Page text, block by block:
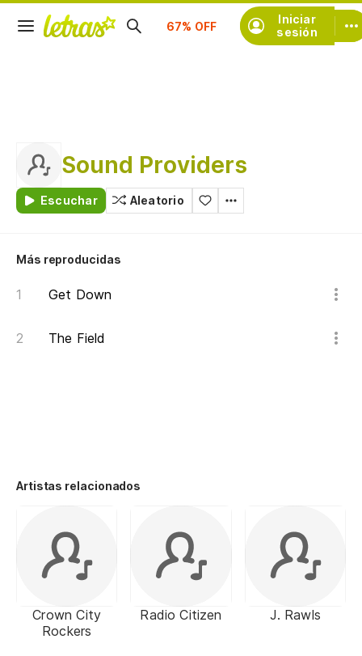
Iniciar
sesión
Suscríbete
Sound Providers
Escuchar Aleatorio
Más reproducidas
Get Down
The Field
Artistas relacionados
Crown City
Rockers
Radio Citizen J. Rawls